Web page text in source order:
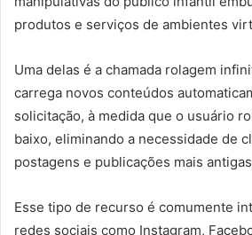
produtos e serviços de ambientes
Uma delas é a chamada rolagem
carrega novos conteúdos
solicitação, à medida que o usuário
baixo, eliminando a necessidade de
postagens e publicações mais
Esse tipo de recurso é comumente
redes sociais como Instagram,